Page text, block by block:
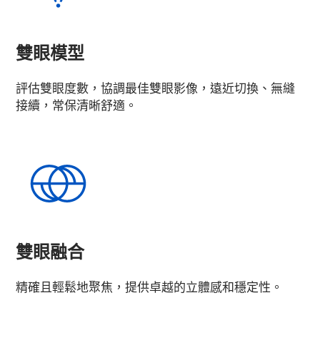
雙眼模型
評估雙眼度數，協調最佳雙眼影像，遠近切換、無縫
接續，常保清晰舒適。
雙眼融合
精確且輕鬆地聚焦，提供卓越的立體感和穩定性。